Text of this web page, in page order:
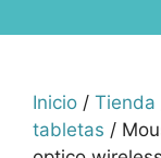
Inicio / Tienda
tabletas /